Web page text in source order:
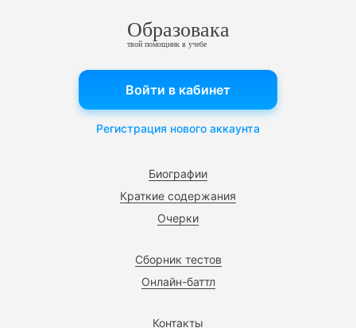
Образовака
твой помощник в учебе
Биографии
Краткие содержания
Очерки
Сборник тестов
Онлайн-баттл
Контакты
Войти в кабинет
Регистрация нового аккаунта